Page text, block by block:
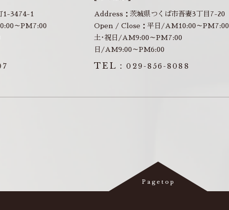
1-3474-1
～PM7:00
Address：茨城県つくば市吾妻3丁目7-20
Open / Close：平日/AM10:00～PM7:00
土･祝日/AM9:00～PM7:00
日/AM9:00～PM6:00
TEL： 029-856-8088